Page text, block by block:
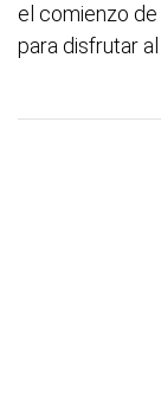
el comienzo
para disfrutar al